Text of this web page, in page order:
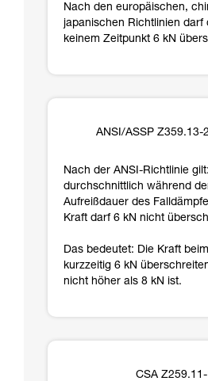
Nach den europäischen,
japanischen Richtlinien darf
keinem Zeitpunkt 6 kN
ANSI/ASSP Z359.13-
Nach der ANSI-Richtlinie
durchschnittlich während
Aufreißdauer des
Kraft darf 6 kN nicht
Das bedeutet: Die Kraft
kurzzeitig 6 kN
nicht höher als 8 kN ist.
CSA